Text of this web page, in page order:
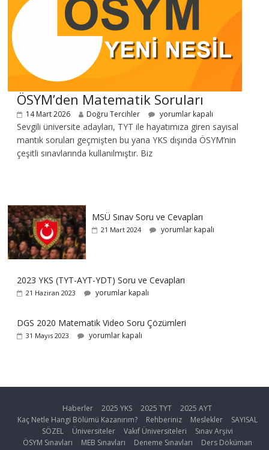
ÖSYM’den Matematik Soruları
14 Mart 2026 Doğru Tercihler yorumlar kapalı
Sevgili üniversite adayları, TYT ile hayatımıza giren sayısal
mantık soruları geçmişten bu yana YKS dışında ÖSYM’nin
çeşitli sınavlarında kullanılmıştır. Biz
MSÜ Sınav Soru ve Cevapları
21 Mart 2024 yorumlar kapalı
2023 YKS (TYT-AYT-YDT) Soru ve Cevapları
21 Haziran 2023 yorumlar kapalı
DGS 2020 Matematik Video Soru Çözümleri
31 Mayıs 2023 yorumlar kapalı
Haberler 2025 YKS 2025 TYT
2025 AYT
Kaç Netle Hangi Bölümü Kazanırım?
Rehberiniz Meslekler
SAYISAL
SÖZEL
Üniversiteler Vakıf Üniversiteleri
Sınav Arşivi
ÖSYM Sınavları
MEB Sınavları Deneme Sınavları
Ders Döküman